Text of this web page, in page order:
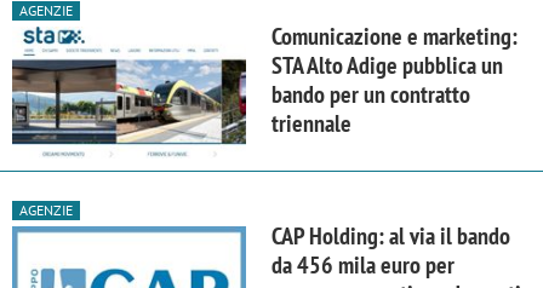
AGENZIE
Comunicazione e marketing:
STA Alto Adige pubblica un
bando per un contratto
triennale
AGENZIE
CAP Holding: al via il bando
da 456 mila euro per